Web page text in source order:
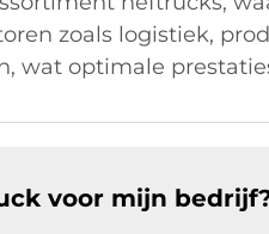
zoals logistiek,
wat optimale
voor mijn